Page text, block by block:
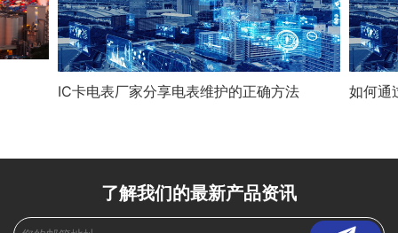
IC卡电表厂家分享电表维护的正确方法 如何通
了解我们的最新产品资讯